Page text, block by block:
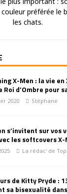
préférée le
les chats.
X-Men : la vie
Roi d’Ombre pour
2020 Stéphane
s’invitent sur vos
les softcovers X-
La rédac' de
de Kitty Pryde :
sa bisexualité